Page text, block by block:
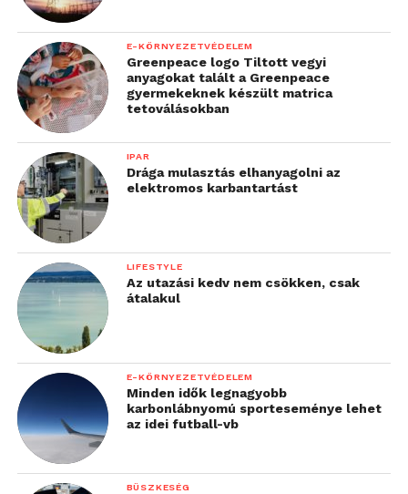
E-KÖRNYEZETVÉDELEM
Greenpeace logo Tiltott vegyi
anyagokat talált a Greenpeace
gyermekeknek készült matrica
tetoválásokban
IPAR
Drága mulasztás elhanyagolni az
elektromos karbantartást
LIFESTYLE
Az utazási kedv nem csökken, csak
átalakul
E-KÖRNYEZETVÉDELEM
Minden idők legnagyobb
karbonlábnyomú sporteseménye lehet
az idei futball-vb
BÜSZKESÉG